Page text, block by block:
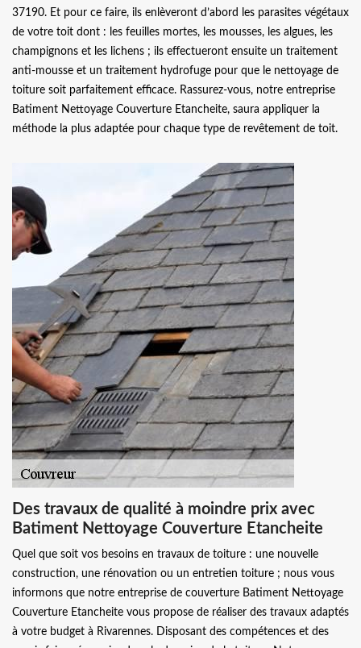
37190. Et pour ce faire, ils enlèveront d’abord les parasites végétaux
de votre toit dont : les feuilles mortes, les mousses, les algues, les
champignons et les lichens ; ils effectueront ensuite un traitement
anti-mousse et un traitement hydrofuge pour que le nettoyage de
toiture soit parfaitement efficace. Rassurez-vous, notre entreprise
Batiment Nettoyage Couverture Etancheite, saura appliquer la
méthode la plus adaptée pour chaque type de revêtement de toit.
Des travaux de qualité à moindre prix avec
Batiment Nettoyage Couverture Etancheite
Quel que soit vos besoins en travaux de toiture : une nouvelle
construction, une rénovation ou un entretien toiture ; nous vous
informons que notre entreprise de couverture Batiment Nettoyage
Couverture Etancheite vous propose de réaliser des travaux adaptés
à votre budget à Rivarennes. Disposant des compétences et des